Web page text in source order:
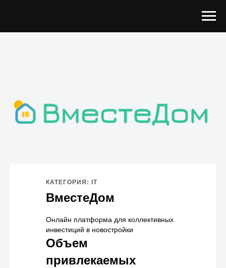
КАТЕГОРИЯ: IT
ВместеДом
Онлайн платформа для коллективных
инвестиций в новостройки
Объем
привлекаемых